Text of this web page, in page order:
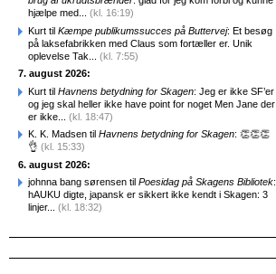
hjælpe med... (kl. 16:19)
Kurt til Kæmpe publikumssucces på Buttervej: Et besøg
på laksefabrikken med Claus som fortæller er. Unik
oplevelse Tak... (kl. 7:55)
7. august 2026:
Kurt til Havnens betydning for Skagen: Jeg er ikke SF’er
og jeg skal heller ikke have point for noget Men Jane der
er ikke... (kl. 18:47)
K. K. Madsen til Havnens betydning for Skagen: 👏👏👏
👌 (kl. 15:33)
6. august 2026:
johnna bang sørensen til Poesidag på Skagens Bibliotek:
hAUKU digte, japansk er sikkert ikke kendt i Skagen: 3
linjer... (kl. 18:32)